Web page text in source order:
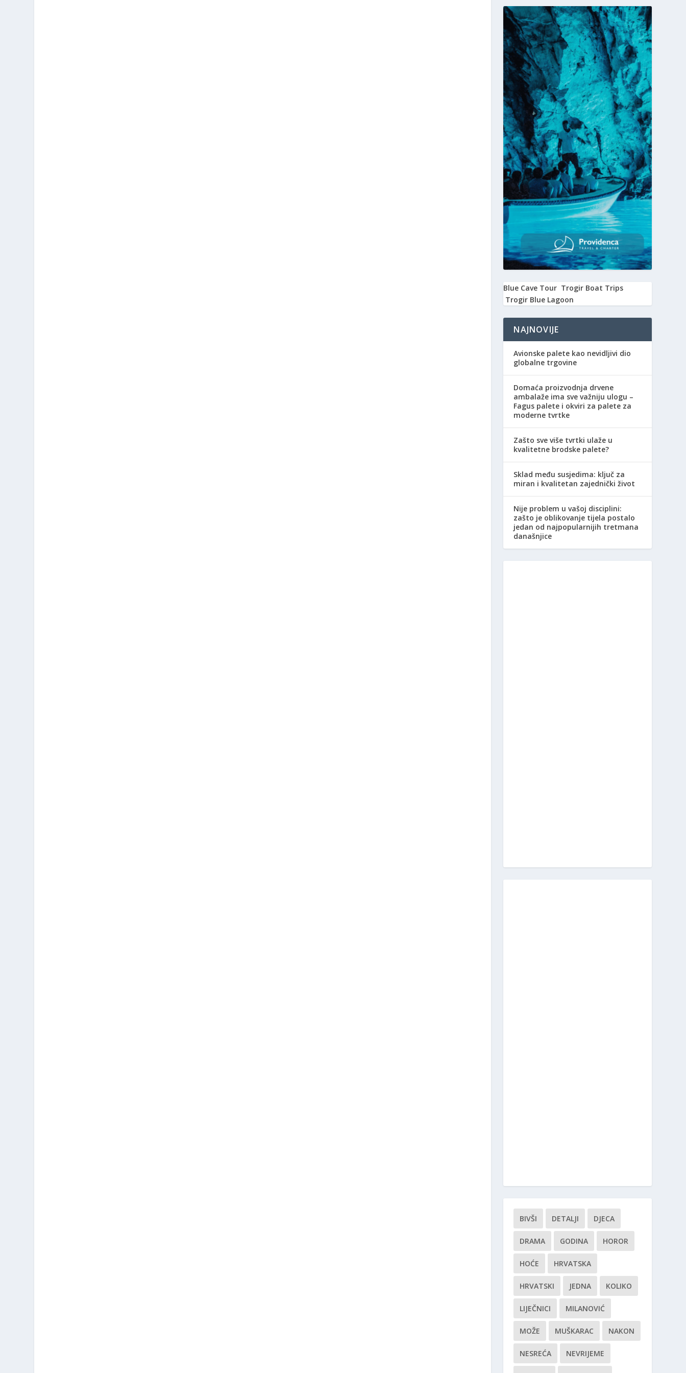
Blue Cave Tour Trogir Boat Trips
Trogir Blue Lagoon
NAJNOVIJE
Avionske palete kao nevidljivi dio
globalne trgovine
Domaća proizvodnja drvene
ambalaže ima sve važniju ulogu –
Fagus palete i okviri za palete za
moderne tvrtke
Zašto sve više tvrtki ulaže u
kvalitetne brodske palete?
Sklad među susjedima: ključ za
miran i kvalitetan zajednički život
Nije problem u vašoj disciplini:
zašto je oblikovanje tijela postalo
jedan od najpopularnijih tretmana
današnjice
BIVŠI DETALJI DJECA
DRAMA GODINA HOROR
HOĆE HRVATSKA
HRVATSKI JEDNA KOLIKO
LIJEČNICI MILANOVIĆ
MOŽE MUŠKARAC NAKON
NESREĆA NEVRIJEME